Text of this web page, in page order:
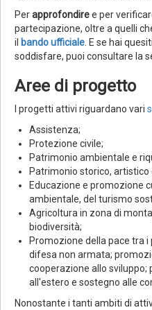
Perapprofondiree per
partecipazione, oltre a quelli
il bando ufficiale . E se hai
soddisfare, puoi consultare la
Aree di progetto
I progetti attivi riguardano vari
Assistenza;
Protezione civile;
Patrimonio ambientale e
Patrimonio storico, artistico
Educazione e promozione
ambientale, del turismo
Agricoltura in zona di
biodiversità;
Promozione della pace tra
difesa non armata;
cooperazione allo
all'estero e sostegno alle
Nonostante i tanti ambiti di